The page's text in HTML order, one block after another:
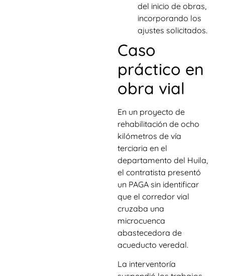
del inicio de obras,
incorporando los
ajustes solicitados.
Caso
práctico en
obra vial
En un proyecto de
rehabilitación de ocho
kilómetros de vía
terciaria en el
departamento del Huila,
el contratista presentó
un PAGA sin identificar
que el corredor vial
cruzaba una
microcuenca
abastecedora de
acueducto veredal.
La interventoría